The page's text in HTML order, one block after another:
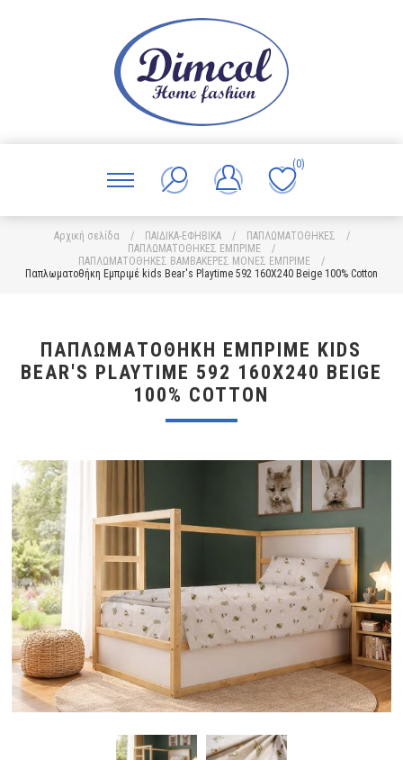
(0)
Αρχική σελίδα / ΠΑΙΔΙΚΑ-ΕΦΗΒΙΚΑ / ΠΑΠΛΩΜΑΤΟΘΗΚΕΣ
/
ΠΑΠΛΩΜΑΤΟΘΗΚΕΣ ΕΜΠΡΙΜΕ
/
ΠΑΠΛΩΜΑΤΟΘΗΚΕΣ ΒΑΜΒΑΚΕΡΕΣ ΜΟΝΕΣ ΕΜΠΡΙΜΕ
/
Παπλωματοθήκη Εμπριμέ kids Bear's Playtime 592 160X240 Beige 100% Cotton
ΠΑΠΛΩΜΑΤΟΘΉΚΗ ΕΜΠΡΙΜΈ KIDS
BEAR'S PLAYTIME 592 160X240 BEIGE
100% COTTON